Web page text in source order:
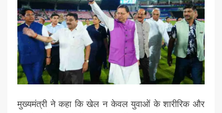
मुख्यमंत्री ने कहा कि खेल न केवल युवाओं के शारीरिक और